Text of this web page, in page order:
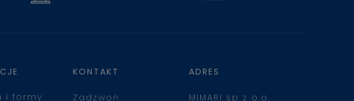
i formy
KONTAKT
Zadzwoń
ADRES
MIMARI sp z o.o.